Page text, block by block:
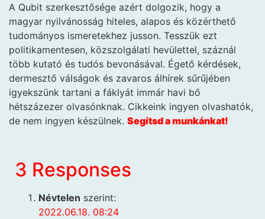
A Qubit szerkesztősége azért dolgozik, hogy a
magyar nyilvánosság hiteles, alapos és közérthető
tudományos ismeretekhez jusson. Tesszük ezt
politikamentesen, közszolgálati hevülettel, száznál
több kutató és tudós bevonásával. Égető kérdések,
dermesztő válságok és zavaros álhírek sűrűjében
igyekszünk tartani a fáklyát immár havi bő
hétszázezer olvasónknak. Cikkeink ingyen olvashatók,
de nem ingyen készülnek. Segítsd a munkánkat!
3 Responses
Névtelen szerint:
2022.06.18. 08:24